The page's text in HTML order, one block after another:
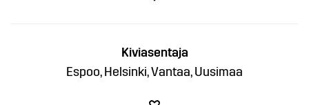
Kiviasentaja
Espoo, Helsinki, Vantaa, Uusimaa